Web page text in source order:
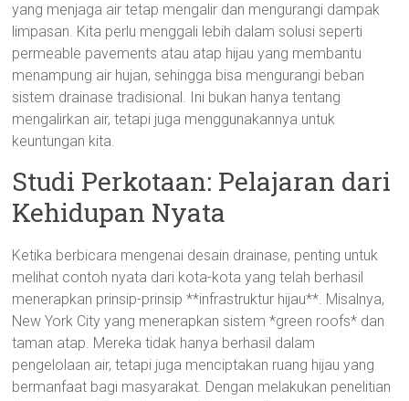
yang menjaga air tetap mengalir dan mengurangi dampak
limpasan. Kita perlu menggali lebih dalam solusi seperti
permeable pavements atau atap hijau yang membantu
menampung air hujan, sehingga bisa mengurangi beban
sistem drainase tradisional. Ini bukan hanya tentang
mengalirkan air, tetapi juga menggunakannya untuk
keuntungan kita.
Studi Perkotaan: Pelajaran dari
Kehidupan Nyata
Ketika berbicara mengenai desain drainase, penting untuk
melihat contoh nyata dari kota-kota yang telah berhasil
menerapkan prinsip-prinsip **infrastruktur hijau**. Misalnya,
New York City yang menerapkan sistem *green roofs* dan
taman atap. Mereka tidak hanya berhasil dalam
pengelolaan air, tetapi juga menciptakan ruang hijau yang
bermanfaat bagi masyarakat. Dengan melakukan penelitian